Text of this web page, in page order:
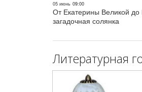
05 июнь 09:00
От Екатерины Великой до
загадочная солянка
Литературная